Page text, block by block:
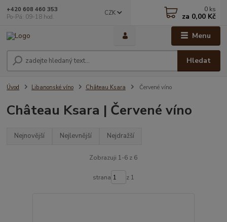
Menu
CZK
Hledat
+420 608 460 353
Po-Pá: 09-18 hod.
0 ks
za 0,00 Kč
Úvod Libanonské víno Château Ksara Červené víno
Château Ksara | Červené víno
Nejnovější Nejlevnější Nejdražší
Zobrazuji 1-6 z 6
strana z 1